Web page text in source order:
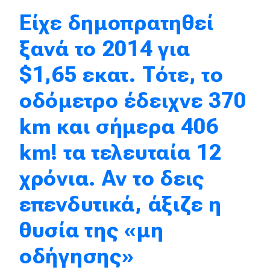
Test Drive
Δοκιμή
Αποστολή
Συγκρίνουμε
Αγώνες
Formula 1
WRC
Motorsport
Eco
Είχε δημοπρατηθεί
ξανά το 2014 για
$1,65 εκατ. Τότε, το
οδόμετρο έδειχνε 370
km και σήμερα 406
km! τα τελευταία 12
χρόνια. Αν το δεις
επενδυτικά, άξιζε η
θυσία της «μη
οδήγησης»